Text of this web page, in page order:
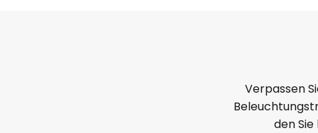
Verpassen
den